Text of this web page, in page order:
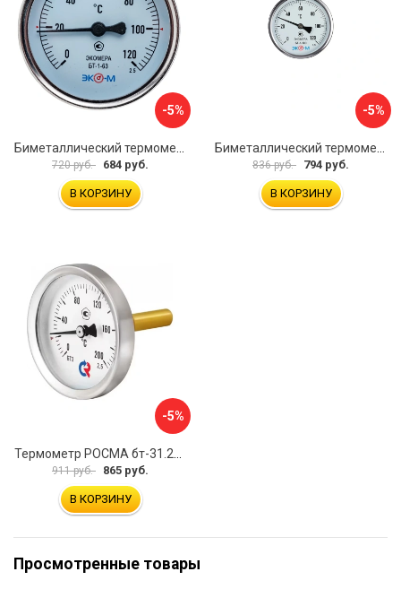
-5%
720 руб. 684 руб.
В КОРЗИНУ
-5%
836 руб. 794 руб.
В КОРЗИНУ
-5%
911 руб. 865 руб.
В КОРЗИНУ
Просмотренные товары